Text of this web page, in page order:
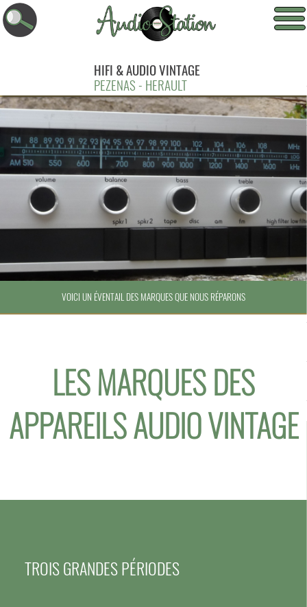
HIFI & AUDIO VINTAGE
PEZENAS - HERAULT
VOICI UN ÉVENTAIL DES MARQUES QUE NOUS RÉPARONS
LES MARQUES DES
APPAREILS AUDIO VINTAGE
TROIS GRANDES PÉRIODES